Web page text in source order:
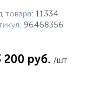
товара: 11334
: 96468356
200 руб. /шт